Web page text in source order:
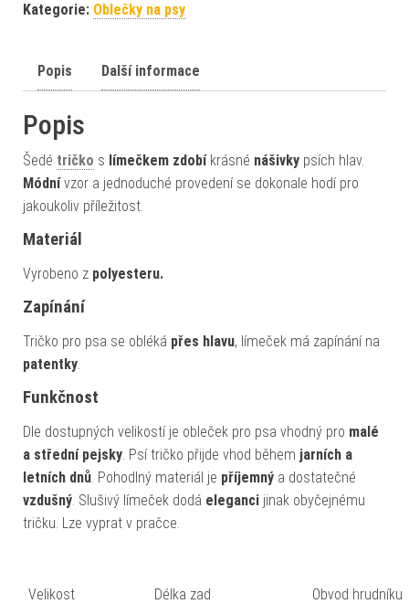
Kategorie: Oblečky na psy
Popis Další informace
Popis
Šedé tričko s límečkem zdobíkrásné nášivky psích hlav.
Módnívzor a jednoduché provedení se dokonale hodí pro
jakoukoliv příležitost.
Materiál
Vyrobeno z polyesteru.
Zapínání
Tričko pro psa se obléká přes hlavu, límeček má zapínání na
patentky.
Funkčnost
Dle dostupných velikostí je obleček pro psa vhodný pro malé
a střední pejsky. Psí tričko přijde vhod během jarních a
letních dnů. Pohodlný materiál je příjemný a dostatečné
vzdušný. Slušivý límeček dodá eleganci jinak obyčejnému
tričku. Lze vyprat v pračce.
Velikost Délka zad Obvod hrudníku